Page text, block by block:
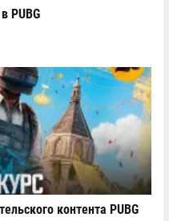
PUBG
контента PUBG